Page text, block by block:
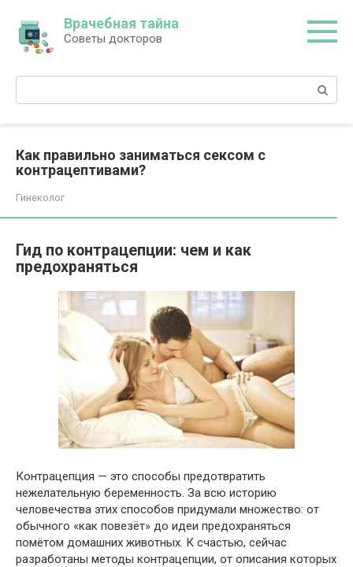
контенту
Врачебная тайна
Советы докторов
Поиск:
Как правильно заниматься сексом с
контрацептивами?
Гинеколог
Гид по контрацепции: чем и как
предохраняться
Контрацепция — это способы предотвратить
нежелательную беременность. За всю историю
человечества этих способов придумали множество: от
обычного «как повезёт» до идеи предохраняться
помётом домашних животных. К счастью, сейчас
разработаны методы контрацепции, от описания которых